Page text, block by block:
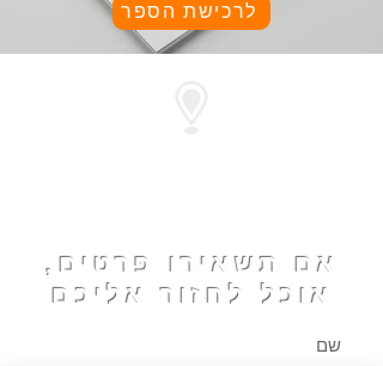
לרכישת הספר
אם תשאירו פרטים,
אוכל לחזור אליכם